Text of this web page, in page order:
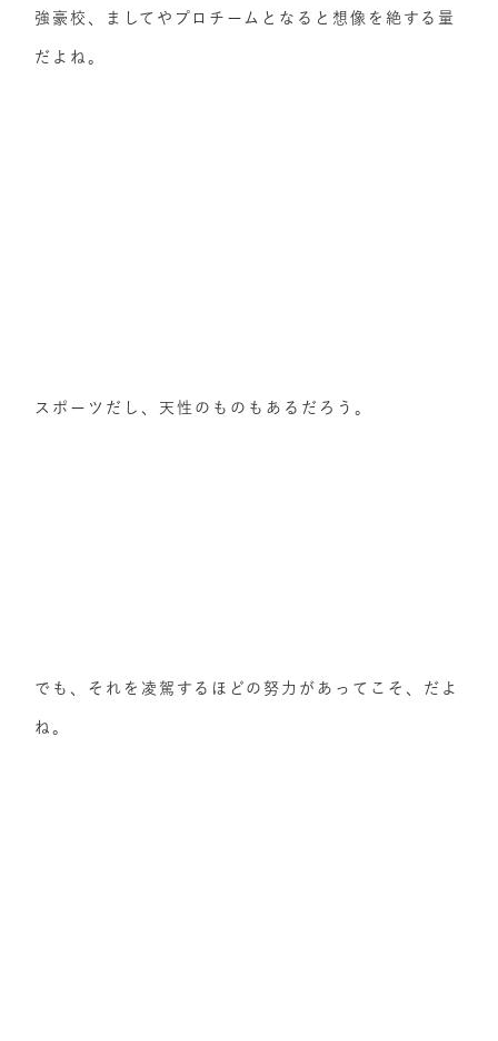
強豪校、ましてやプロチームとなると想像を絶する量
だよね。
スポーツだし、天性のものもあるだろう。
でも、それを凌駕するほどの努力があってこそ、だよ
ね。